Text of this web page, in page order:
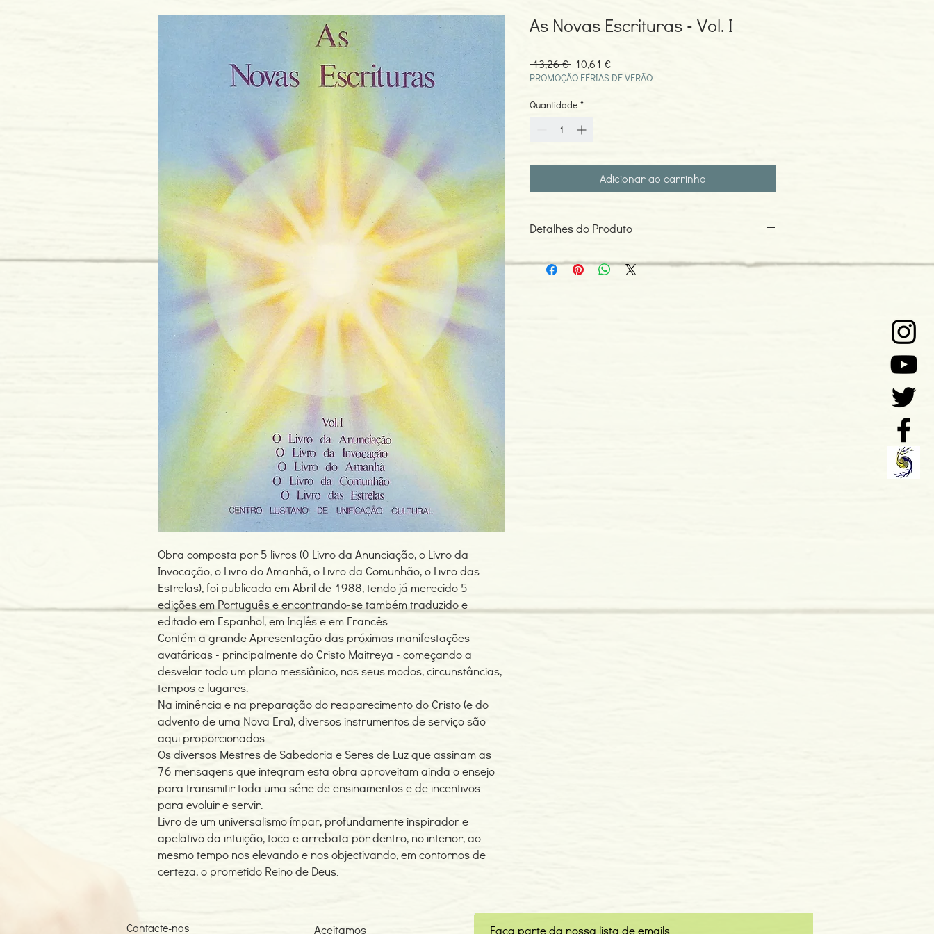
Obra composta por 5 livros (0 Livro da Anunciação, o Livro da
Invocação, o Livro do Amanhã, o Livro da Comunhão, o Livro das
Estrelas), foi publicada em Abril de 1988, tendo já merecido 5
edições em Português e encontrando-se também traduzido e
editado em Espanhol, em Inglês e em Francês.
Contém a grande Apresentação das próximas manifestações
avatáricas - principalmente do Cristo Maitreya - começando a
desvelar todo um plano messiânico, nos seus modos, circunstâncias,
tempos e lugares.
Na iminência e na preparação do reaparecimento do Cristo (e do
advento de uma Nova Era), diversos instrumentos de serviço são
aqui proporcionados.
Os diversos Mestres de Sabedoria e Seres de Luz que assinam as
76 mensagens que integram esta obra aproveitam ainda o ensejo
para transmitir toda uma série de ensinamentos e de incentivos
para evoluir e servir.
Livro de um universalismo ímpar, profundamente inspirador e
apelativo da intuição, toca e arrebata por dentro, no interior, ao
mesmo tempo nos elevando e nos objectivando, em contornos de
certeza, o prometido Reino de Deus.
As Novas Escrituras - Vol. I
13,26 € Preço
normal
10,61 €Preço
promocional
PROMOÇÃO FÉRIAS DE VERÃO
Quantidade *
Adicionar ao carrinho
Detalhes do Produto
Edição ou reimpressão: 01-1992
Contacte-nos Aceitamos Faça parte da nossa lista de emails